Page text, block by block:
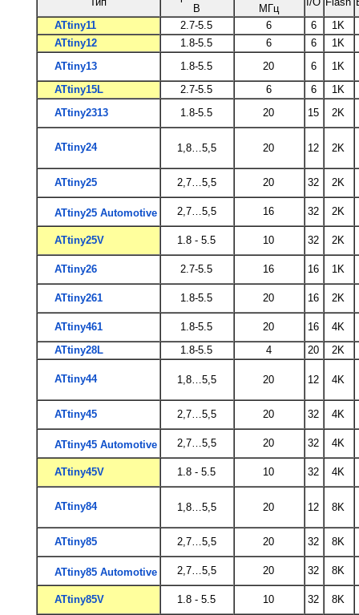
В
МГц
ATtiny11
2.7-5.5 6 6
1K
ATtiny12
1.8-5.5 6 6
1K
ATtiny13
1.8-5.5 20 6
1K
ATtiny15L
2.7-5.5 6 6
1K
ATtiny2313
1.8-5.5 20 15 2K
ATtiny24 1,8…5,5 20 12 2K
ATtiny25 2,7…5,5 20 32 2K
ATtiny25 Automotive 2,7…5,5 16 32 2K
ATtiny25V 1.8 - 5.5 10 32 2K
ATtiny26 2.7-5.5 16 16 1K
ATtiny261 1.8-5.5 20 16 2K
ATtiny461 1.8-5.5 20 16
4K
ATtiny28L
1.8-5.5 4 20 2K
ATtiny44 1,8…5,5 20 12 4K
ATtiny45 2,7…5,5 20 32 4K
ATtiny45 Automotive 2,7…5,5 20 32 4K
ATtiny45V 1.8 - 5.5 10 32 4K
ATtiny84 1,8…5,5 20 12 8K
ATtiny85 2,7…5,5 20 32 8K
ATtiny85 Automotive 2,7…5,5 20 32 8K
ATtiny85V 1.8 - 5.5 10 32 8K